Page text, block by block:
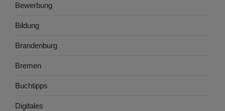
Bewerbung
Bildung
Brandenburg
Bremen
Buchtipps
Digitales